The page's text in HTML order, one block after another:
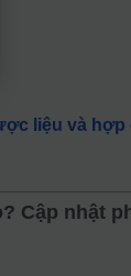
Cập nhật